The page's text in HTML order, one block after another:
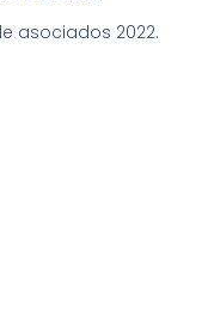
asociados 2022.